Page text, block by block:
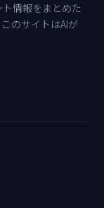
情報をまとめた
のサイトはAIが